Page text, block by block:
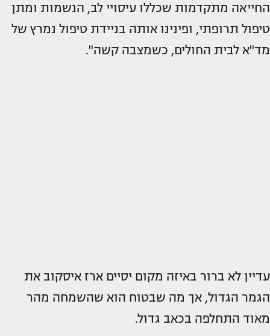
החייאה מתקדמות שכללו עיסויי לב, הנשמות ומתן
טיפול תרופתי, ופינינו אותה בניידת טיפול נמרץ של
מד"א לבית החולים, כשמצבה קשה".
עדיין לא ברור באיזה מקום יסיים ארז איסקוב את
הגמר הגדול, אך מה שבטוח הוא שהשמחה מהר
מאוד התחלפה בכאב גדול.